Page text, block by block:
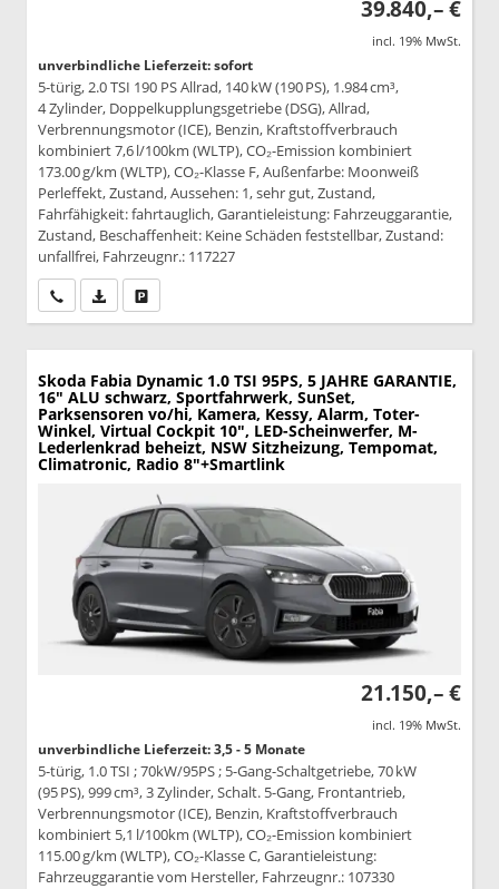
39.840,– €
incl. 19% MwSt.
unverbindliche Lieferzeit: sofort
5-türig, 2.0 TSI 190 PS Allrad, 140 kW (190 PS), 1.984 cm³,
4 Zylinder, Doppelkupplungsgetriebe (DSG), Allrad,
Verbrennungsmotor (ICE), Benzin, Kraftstoffverbrauch
kombiniert 7,6 l/100km (WLTP), CO₂-Emission kombiniert
173.00 g/km (WLTP), CO₂-Klasse F, Außenfarbe: Moonweiß
Perleffekt, Zustand, Aussehen: 1, sehr gut, Zustand,
Fahrfähigkeit: fahrtauglich, Garantieleistung: Fahrzeuggarantie,
Zustand, Beschaffenheit: Keine Schäden feststellbar, Zustand:
unfallfrei, Fahrzeugnr.: 117227
Wir rufen Sie anPDF-Datei, Fahrzeugexposé drucken
Skoda Fabia Dynamic 1.0 TSI 95PS, 5 JAHRE GARANTIE,
16" ALU schwarz, Sportfahrwerk, SunSet,
Parksensoren vo/hi, Kamera, Kessy, Alarm, Toter-
Winkel, Virtual Cockpit 10", LED-Scheinwerfer, M-
Lederlenkrad beheizt, NSW Sitzheizung, Tempomat,
Climatronic, Radio 8"+Smartlink
21.150,– €
incl. 19% MwSt.
unverbindliche Lieferzeit: 3,5 - 5 Monate
5-türig, 1.0 TSI ; 70kW/95PS ; 5-Gang-Schaltgetriebe, 70 kW
(95 PS), 999 cm³, 3 Zylinder, Schalt. 5-Gang, Frontantrieb,
Verbrennungsmotor (ICE), Benzin, Kraftstoffverbrauch
kombiniert 5,1 l/100km (WLTP), CO₂-Emission kombiniert
115.00 g/km (WLTP), CO₂-Klasse C, Garantieleistung:
Fahrzeuggarantie vom Hersteller, Fahrzeugnr.: 107330